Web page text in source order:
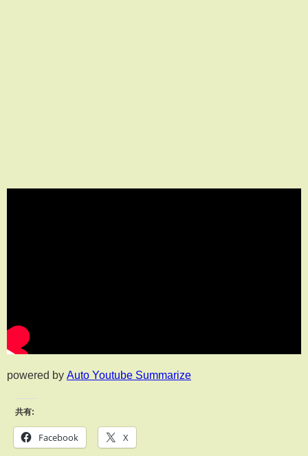
powered by Auto Youtube Summarize
共有:
Facebook X